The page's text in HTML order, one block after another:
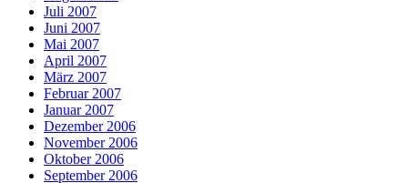
Juli 2007
Juni 2007
Mai 2007
April 2007
März 2007
Februar 2007
Januar 2007
Dezember 2006
November 2006
Oktober 2006
September 2006